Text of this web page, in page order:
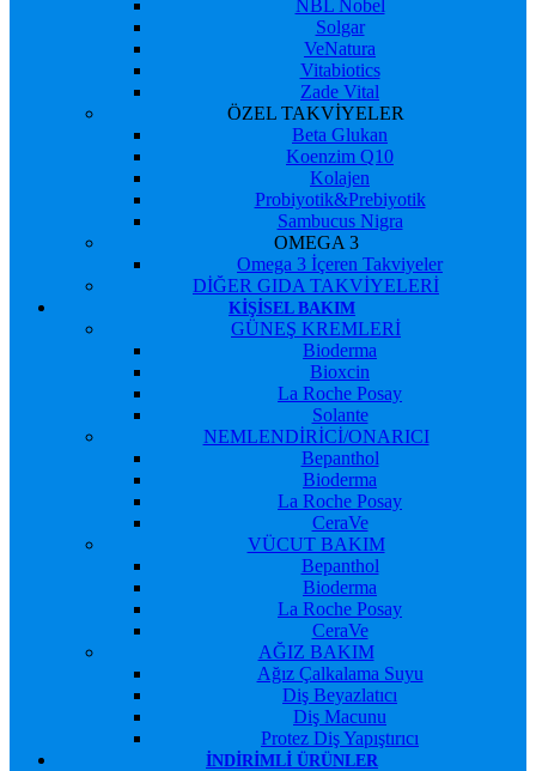
NBL Nobel
Solgar
VeNatura
Vitabiotics
Zade Vital
ÖZEL TAKVİYELER
Beta Glukan
Koenzim Q10
Kolajen
Probiyotik&Prebiyotik
Sambucus Nigra
OMEGA 3
Omega 3 İçeren Takviyeler
DİĞER GIDA TAKVİYELERİ
KIŞISEL BAKIM
GÜNEŞ KREMLERİ
Bioderma
Bioxcin
La Roche Posay
Solante
NEMLENDİRİCİ/ONARICI
Bepanthol
Bioderma
La Roche Posay
CeraVe
VÜCUT BAKIM
Bepanthol
Bioderma
La Roche Posay
CeraVe
AĞIZ BAKIM
Ağız Çalkalama Suyu
Diş Beyazlatıcı
Diş Macunu
Protez Diş Yapıştırıcı
İNDIRIMLI ÜRÜNLER